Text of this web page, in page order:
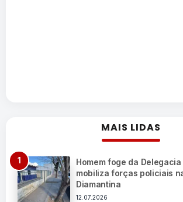
MAIS LIDAS
Homem foge da
mobiliza forças policiais
Diamantina
12.07.2026